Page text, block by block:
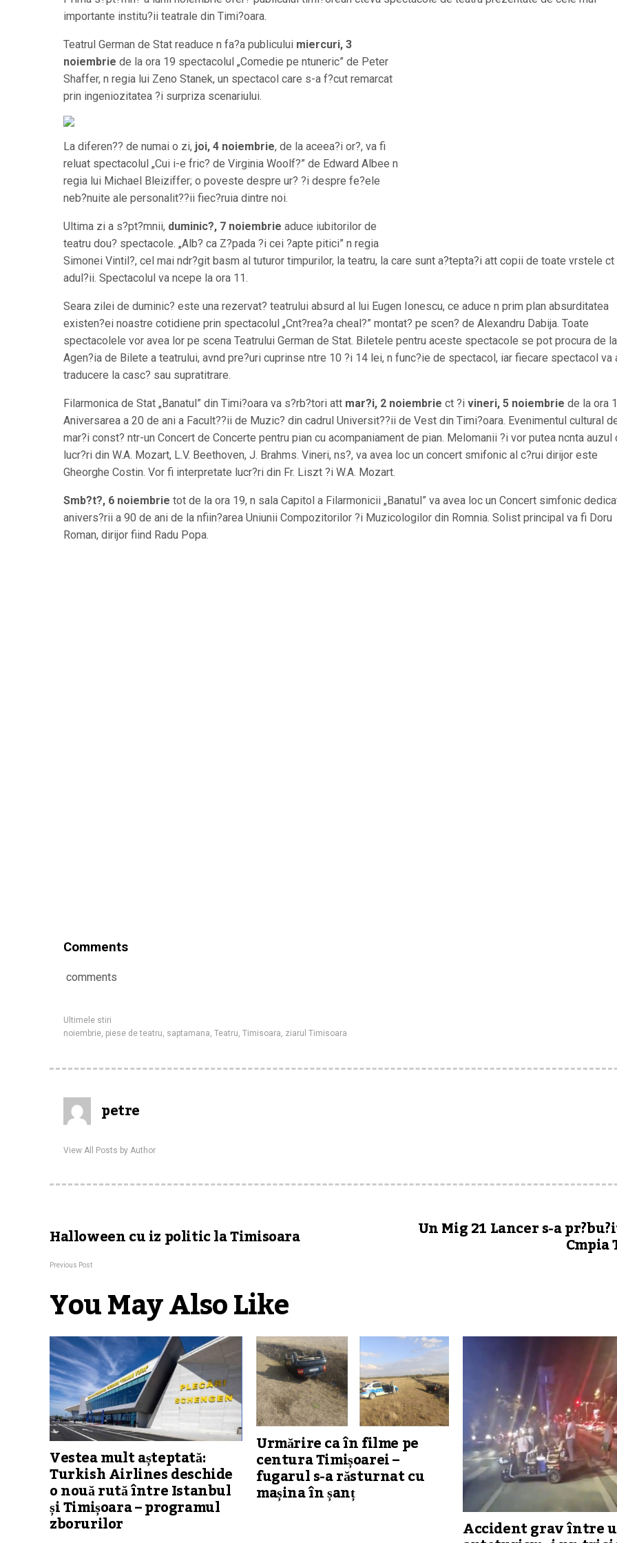
importante institu?ii teatrale din Timi?oara.
Teatrul German de Stat readuce n fa?a publicului miercuri, 3
noiembrie de la ora 19 spectacolul „Comedie pe ntuneric” de Peter
Shaffer, n regia lui Zeno Stanek, un spectacol care s-a f?cut remarcat
prin ingeniozitatea ?i surpriza scenariului.
La diferen?? de numai o zi, joi, 4 noiembrie, de la aceea?i or?, va fi
reluat spectacolul „Cui i-e fric? de Virginia Woolf?” de Edward Albee n
regia lui Michael Bleiziffer; o poveste despre ur? ?i despre fe?ele
neb?nuite ale personalit??ii fiec?ruia dintre noi.
Ultima zi a s?pt?mnii, duminic?, 7 noiembrie aduce iubitorilor de
teatru dou? spectacole. „Alb? ca Z?pada ?i cei ?apte pitici” n regia
Simonei Vintil?, cel mai ndr?git basm al tuturor timpurilor, la teatru, la care sunt a?tepta?i att copii de toate vrstele ct
adul?ii. Spectacolul va ncepe la ora 11.
Seara zilei de duminic? este una rezervat? teatrului absurd al lui Eugen Ionescu, ce aduce n prim plan absurditatea
existen?ei noastre cotidiene prin spectacolul „Cnt?rea?a cheal?” montat? pe scen? de Alexandru Dabija. Toate
spectacolele vor avea lor pe scena Teatrului German de Stat. Biletele pentru aceste spectacole se pot procura de la
Agen?ia de Bilete a teatrului, avnd pre?uri cuprinse ntre 10 ?i 14 lei, n func?ie de spectacol, iar fiecare spectacol va
traducere la casc? sau supratitrare.
Filarmonica de Stat „Banatul” din Timi?oara va s?rb?tori att mar?i, 2 noiembrie ct ?i vineri, 5 noiembrie de la ora
Aniversarea a 20 de ani a Facult??ii de Muzic? din cadrul Universit??ii de Vest din Timi?oara. Evenimentul cultural
mar?i const? ntr-un Concert de Concerte pentru pian cu acompaniament de pian. Melomanii ?i vor putea ncnta auzul
lucr?ri din W.A. Mozart, L.V. Beethoven, J. Brahms. Vineri, ns?, va avea loc un concert smifonic al c?rui dirijor este
Gheorghe Costin. Vor fi interpretate lucr?ri din Fr. Liszt ?i W.A. Mozart.
Smb?t?, 6 noiembrie tot de la ora 19, n sala Capitol a Filarmonicii „Banatul” va avea loc un Concert simfonic
anivers?rii a 90 de ani de la nfiin?area Uniunii Compozitorilor ?i Muzicologilor din Romnia. Solist principal va fi Doru
Roman, dirijor fiind Radu Popa.
Comments
comments
Ultimele stiri
noiembrie, piese de teatru, saptamana, Teatru, Timisoara, ziarul Timisoara
petre
View All Posts by Author
Halloween cu iz politic la Timisoara
Previous Post
Un Mig 21 Lancer s-a
You May Also Like
Vestea mult așteptată:
Turkish Airlines deschide
o nouă rută între Istanbul
și Timișoara – programul
zborurilor
Urmărire ca în filme pe
centura Timișoarei –
fugarul s-a răsturnat cu
mașina în șanț
Accident grav între